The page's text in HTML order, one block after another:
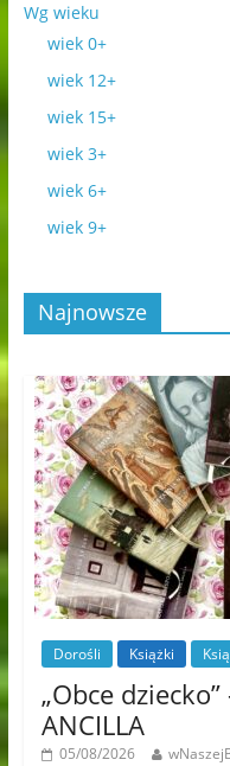
Wg wieku
wiek 0+
wiek 12+
wiek 15+
wiek 3+
wiek 6+
wiek 9+
Najnowsze
Dorośli Książki
„Obce
ANCILLA
05/08/2026